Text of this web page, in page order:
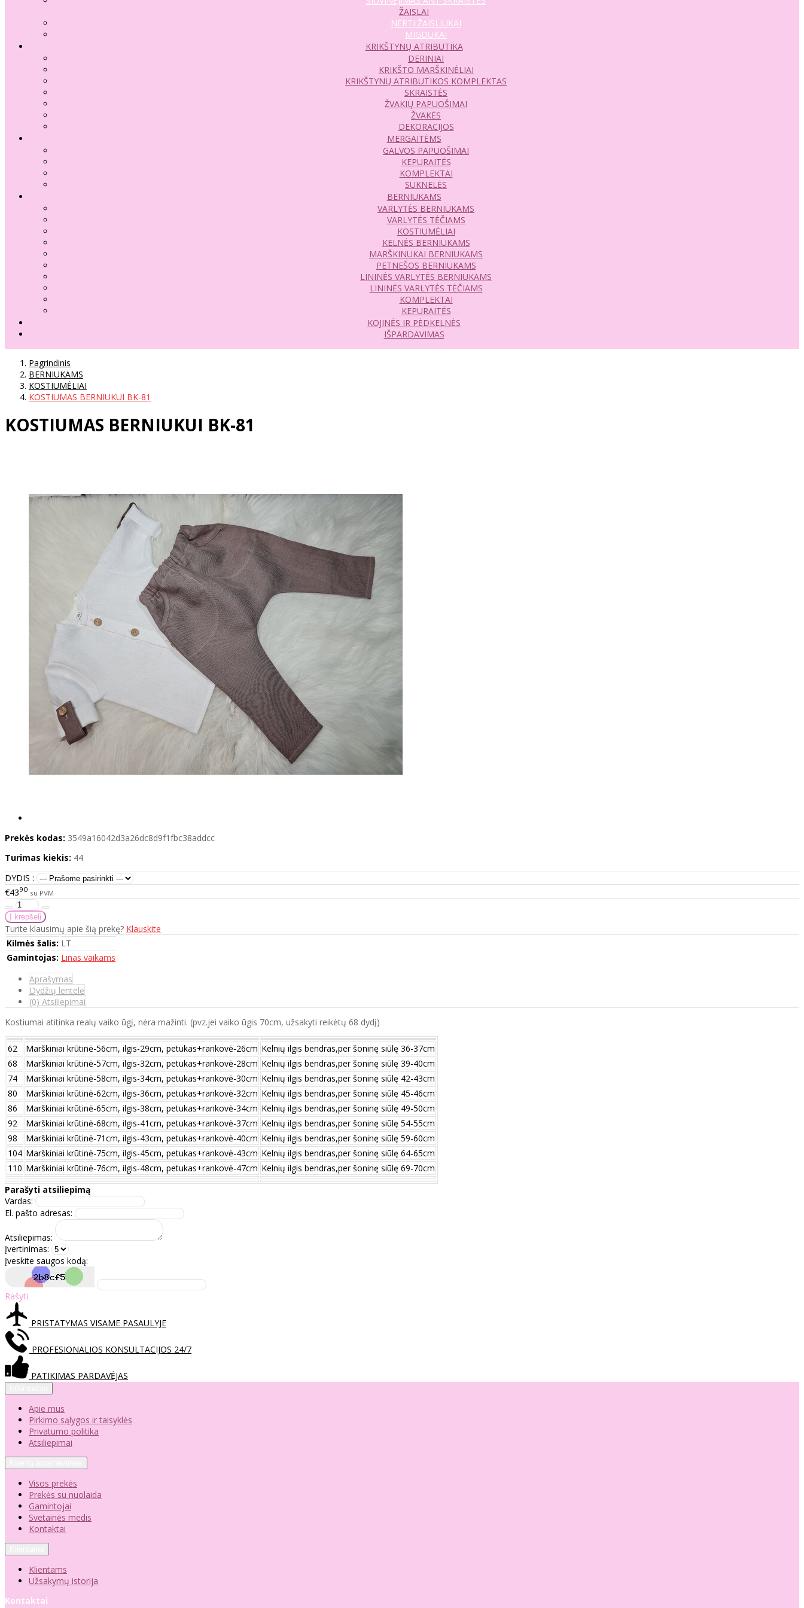
ŽAISLAI
NERTI ŽAISLIUKAI
MIGDUKAI
KRIKŠTYNŲ ATRIBUTIKA
DERINIAI
KRIKŠTO MARŠKINĖLIAI
KRIKŠTYNŲ ATRIBUTIKOS KOMPLEKTAS
SKRAISTĖS
ŽVAKIŲ PAPUOŠIMAI
ŽVAKĖS
DEKORACIJOS
MERGAITĖMS
GALVOS PAPUOŠIMAI
KEPURAITĖS
KOMPLEKTAI
SUKNELĖS
BERNIUKAMS
VARLYTĖS BERNIUKAMS
VARLYTĖS TĖČIAMS
KOSTIUMĖLIAI
KELNĖS BERNIUKAMS
MARŠKINUKAI BERNIUKAMS
PETNEŠOS BERNIUKAMS
LININĖS VARLYTĖS BERNIUKAMS
LININĖS VARLYTĖS TĖČIAMS
KOMPLEKTAI
KEPURAITĖS
KOJINĖS IR PĖDKELNĖS
IŠPARDAVIMAS
Pagrindinis
BERNIUKAMS
KOSTIUMĖLIAI
KOSTIUMAS BERNIUKUI BK-81
KOSTIUMAS BERNIUKUI BK-81
Prekės kodas: 3549a16042d3a26dc8d9f1fbc38addcc
Turimas kiekis: 44
DYDIS :
€4390 su PVM
Turite klausimų apie šią prekę? Klauskite
Kilmės šalis: LT
Gamintojas: Linas vaikams
Aprašymas
Dydžių lentelė
(0) Atsiliepimai
Kostiumai atitinka realų vaiko ūgį, nėra mažinti. (pvz.jei vaiko ūgis 70cm, užsakyti reikėtų 68 dydį)
62 Marškiniai krūtinė-56cm, ilgis-29cm, petukas+rankovė-26cm Kelnių ilgis bendras,per šoninę siūlę 36-37cm
68
Marškiniai krūtinė-57cm, ilgis-32cm, petukas+rankovė-28cm Kelnių ilgis bendras,per šoninę siūlę 39-40cm
74
Marškiniai krūtinė-58cm, ilgis-34cm, petukas+rankovė-30cm Kelnių ilgis bendras,per šoninę siūlę 42-43cm
80
Marškiniai krūtinė-62cm, ilgis-36cm, petukas+rankovė-32cm Kelnių ilgis bendras,per šoninę siūlę 45-46cm
86
Marškiniai krūtinė-65cm, ilgis-38cm, petukas+rankovė-34cm Kelnių ilgis bendras,per šoninę siūlę 49-50cm
92
Marškiniai krūtinė-68cm, ilgis-41cm, petukas+rankovė-37cm Kelnių ilgis bendras,per šoninę siūlę 54-55cm
98
Marškiniai krūtinė-71cm, ilgis-43cm, petukas+rankovė-40cm Kelnių ilgis bendras,per šoninę siūlę 59-60cm
104 Marškiniai krūtinė-75cm, ilgis-45cm, petukas+rankovė-43cm Kelnių ilgis bendras,per šoninę siūlę 64-65cm
110 Marškiniai krūtinė-76cm, ilgis-48cm, petukas+rankovė-47cm Kelnių ilgis bendras,per šoninę siūlę 69-70cm
Parašyti atsiliepimą
Vardas:
El. pašto adresas:
Atsiliepimas:
Įvertinimas:
Įveskite saugos kodą:
Rašyti
PRISTATYMAS VISAME PASAULYJE
PROFESIONALIOS KONSULTACIJOS 24/7
PATIKIMAS PARDAVĖJAS
Apie mus
Pirkimo sąlygos ir taisyklės
Privatumo politika
Atsiliepimai
Visos prekės
Prekės su nuolaida
Gamintojai
Svetainės medis
Kontaktai
Klientams
Užsakymų istorija
Kontaktai